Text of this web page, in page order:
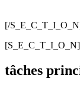
[/
[S_E_C_T_I_O_N]
tâches